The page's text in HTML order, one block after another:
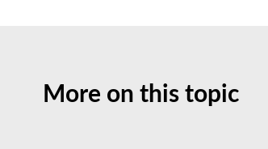
More on this topic